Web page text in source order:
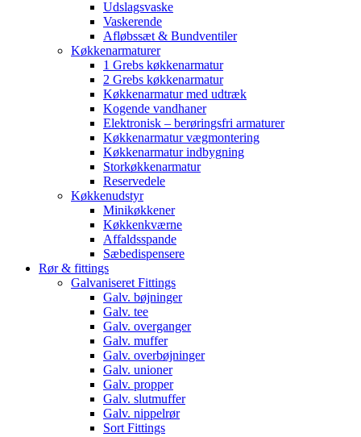
Udslagsvaske
Vaskerende
Afløbssæt & Bundventiler
Køkkenarmaturer
1 Grebs køkkenarmatur
2 Grebs køkkenarmatur
Køkkenarmatur med udtræk
Kogende vandhaner
Elektronisk – berøringsfri armaturer
Køkkenarmatur vægmontering
Køkkenarmatur indbygning
Storkøkkenarmatur
Reservedele
Køkkenudstyr
Minikøkkener
Køkkenkværne
Affaldsspande
Sæbedispensere
Rør & fittings
Galvaniseret Fittings
Galv. bøjninger
Galv. tee
Galv. overganger
Galv. muffer
Galv. overbøjninger
Galv. unioner
Galv. propper
Galv. slutmuffer
Galv. nippelrør
Sort Fittings